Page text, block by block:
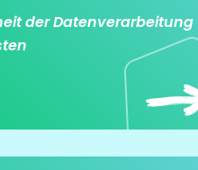
der Datenverarbeitung